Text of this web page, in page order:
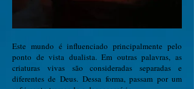
Este mundo é influenciado principalmente pelo
ponto de vista dualista. Em outras palavras, as
criaturas vivas são consideradas separadas e
diferentes de Deus. Dessa forma, passam por um